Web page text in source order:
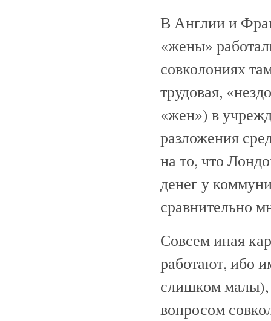
В Англии и
«жены»
совколониях
трудовая,
«жен») в
разложения
на то, что
денег у
сравнительно
Совсем иная
работают, ибо
слишком малы),
вопросом